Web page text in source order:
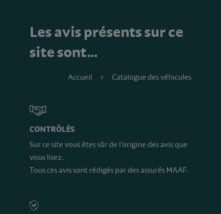
Les avis présents sur ce
site sont…
Accueil Catalogue des véhicules
CONTRÔLÉS
Sur ce site vous êtes sûr de l’origine des avis que
vous lisez.
Tous ces avis sont rédigés par des assurés MAAF.